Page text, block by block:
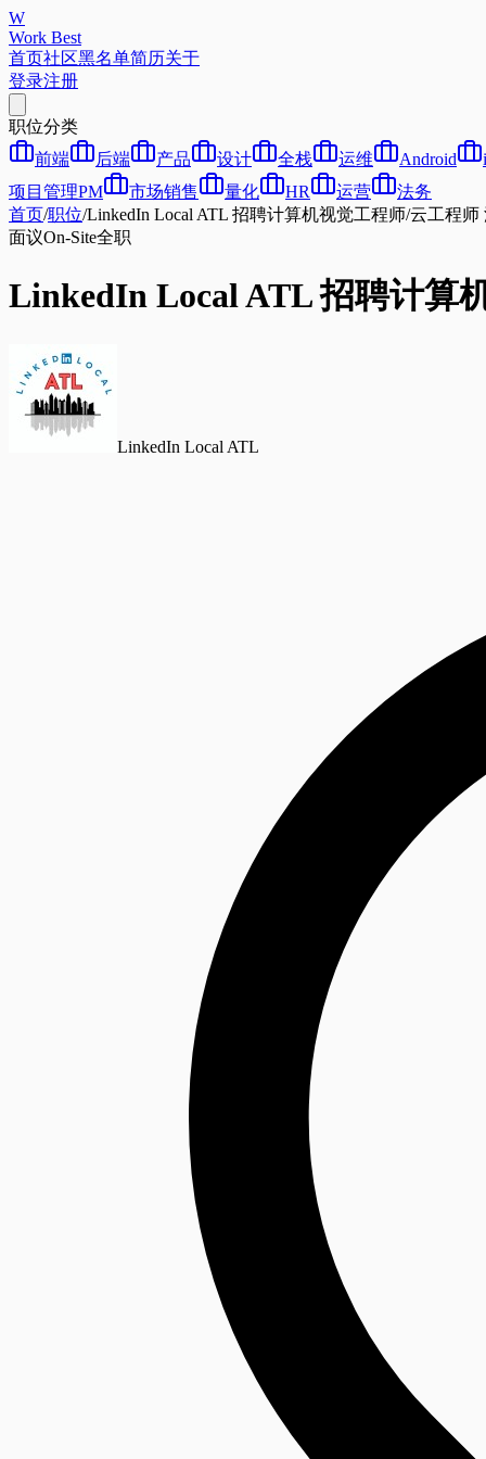
W
Work Best
首页社区黑名单简历关于
登录注册
职位分类
前端
后端 产品 设计 全栈 运维 Android
项目管理PM
市场销售 量化 HR 运营
法务
首页/职位/LinkedIn Local ATL 招聘计算机视觉工程师/云工程师
面议On-Site全职
LinkedIn Local ATL 招聘计算
LinkedIn Local ATL